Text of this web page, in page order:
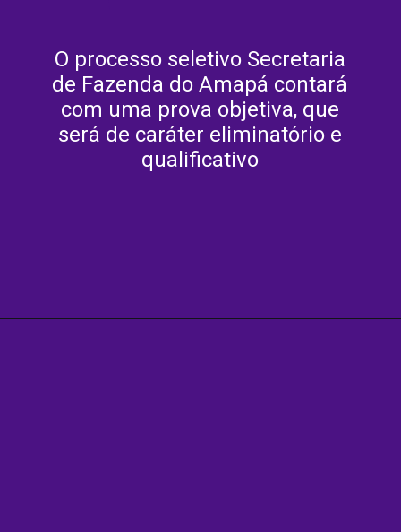
O processo seletivo Secretaria
de Fazenda do Amapá contará
com uma prova objetiva, que
será de caráter eliminatório e
qualificativo